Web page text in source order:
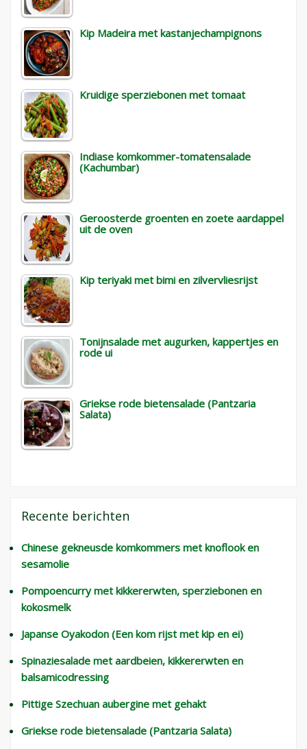
Kip Madeira met kastanjechampignons
Kruidige sperziebonen met tomaat
Indiase komkommer-tomatensalade
(Kachumbar)
Geroosterde groenten en zoete aardappel
uit de oven
Kip teriyaki met bimi en zilvervliesrijst
Tonijnsalade met augurken, kappertjes en
rode ui
Griekse rode bietensalade (Pantzaria
Salata)
Recente berichten
Chinese gekneusde komkommers met knoflook en
sesamolie
Pompoencurry met kikkererwten, sperziebonen en
kokosmelk
Japanse Oyakodon (Een kom rijst met kip en ei)
Spinaziesalade met aardbeien, kikkererwten en
balsamicodressing
Pittige Szechuan aubergine met gehakt
Griekse rode bietensalade (Pantzaria Salata)